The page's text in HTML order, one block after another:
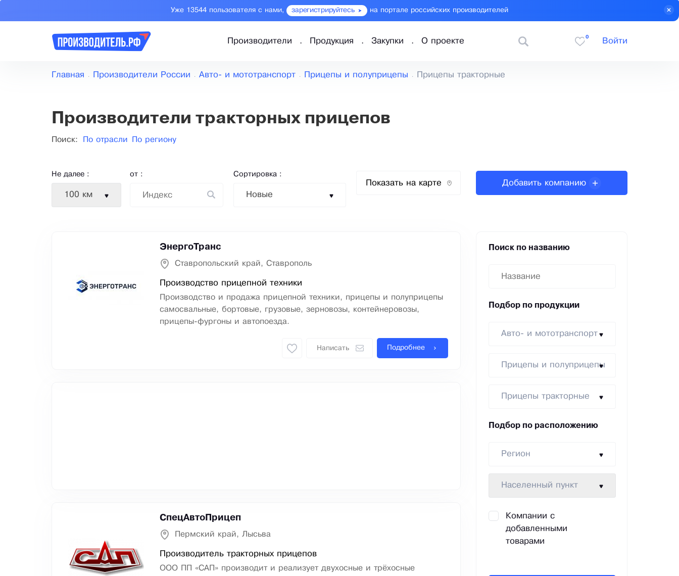
Уже 13544 пользователя с нами, зарегистрируйтесь на портале российских производителей
Производители Продукция Закупки О проекте
0
Войти
Главная Производители России Авто- и мототранспорт Прицепы и полуприцепы Прицепы тракторные
Производители тракторных прицепов
Поиск: По отрасли По региону
Не далее :
100 км
от : Сортировка :
Новые
Показать на карте Добавить компанию
ЭнергоТранс
Ставропольский край, Ставрополь
Производство прицепной техники
Производство и продажа прицепной техники, прицепы и полуприцепы
самосвальные, бортовые, грузовые, зерновозы, контейнеровозы,
прицепы-фургоны и автопоезда.
Написать Подробнее
СпецАвтоПрицеп
Пермский край, Лысьва
Производитель тракторных прицепов
ООО ПП «САП» производит и реализует двухосные и трёхосные
Поиск по названию
Подбор по продукции
Авто- и мототранспорт
Прицепы и полуприцепы
Прицепы тракторные
Подбор по расположению
Регион
Населенный пункт
Компании с
добавленными
товарами